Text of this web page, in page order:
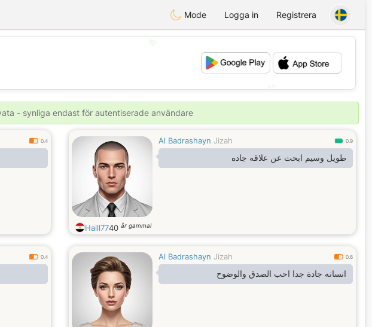
Mode Logga in Registrera
- synliga endast för autentiserade användare
0.4 Al Badrashayn Jizah 0.9
طويل وسيم ابحث عن علاقه جاده
Haill7740 år gammal
0.4 Al Badrashayn Jizah 0.6
انسانه جادة جدا احب الصدق والوضوح